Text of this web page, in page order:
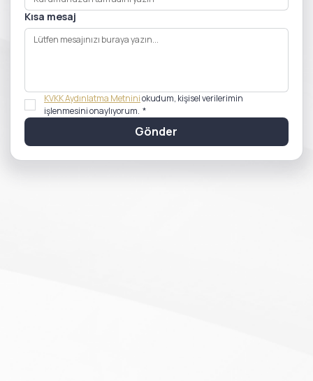
Kısa mesaj
KVKK Aydınlatma Metnini okudum, kişisel verilerimin
işlenmesini onaylıyorum. *
Gönder